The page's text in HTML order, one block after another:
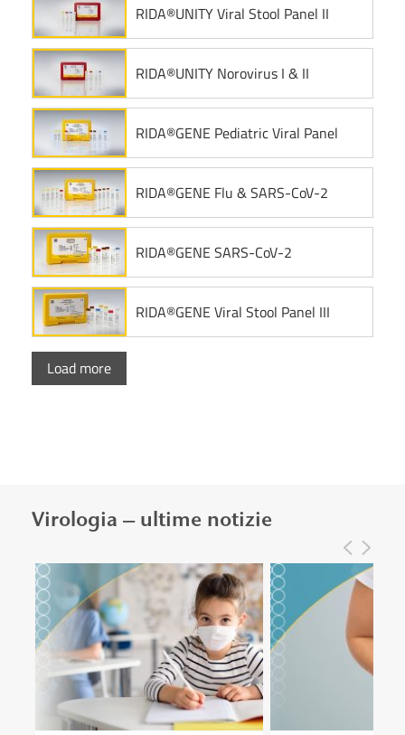
RIDA®UNITY Viral Stool Panel II
RIDA®UNITY Norovirus I & II
RIDA®GENE Pediatric Viral Panel
RIDA®GENE Flu & SARS-CoV-2
RIDA®GENE SARS-CoV-2
RIDA®GENE Viral Stool Panel III
Load more
Virologia – ultime notizie